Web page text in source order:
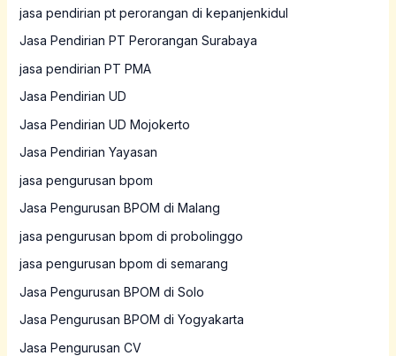
jasa pendirian pt perorangan di kepanjenkidul
Jasa Pendirian PT Perorangan Surabaya
jasa pendirian PT PMA
Jasa Pendirian UD
Jasa Pendirian UD Mojokerto
Jasa Pendirian Yayasan
jasa pengurusan bpom
Jasa Pengurusan BPOM di Malang
jasa pengurusan bpom di probolinggo
jasa pengurusan bpom di semarang
Jasa Pengurusan BPOM di Solo
Jasa Pengurusan BPOM di Yogyakarta
Jasa Pengurusan CV